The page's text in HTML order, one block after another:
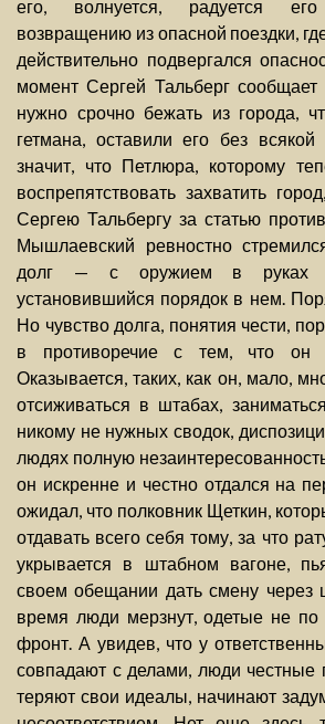
его, волнуется, радуется его
возвращению из опасной поездки,
действительно подвергался
момент Сергей Тальберг
нужно срочно бежать из города,
гетмана, оставили его без
значит, что Петлюра, которому
воспрепятствовать захватить
Сергею Тальбергу за статью
Мышлаевский ревностно
долг — с оружием в руках
установившийся порядок в нем.
Но чувство долга, понятия чести,
в противоречие с тем, что он
Оказывается, таких, как он, мало,
отсиживаться в штабах,
никому не нужных сводок,
людях полную
он искренне и честно отдался на
ожидал, что полковник Щеткин,
отдавать всего себя тому, за что
укрывается в штабном вагоне,
своем обещании дать смену через
время люди мерзнут, одетые не по
фронт. А увидев, что у
совпадают с делами, люди честные
теряют свои идеалы, начинают